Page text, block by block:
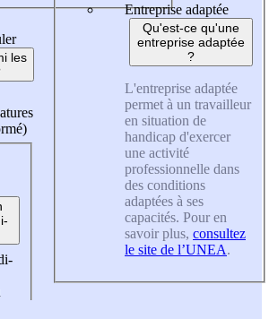
les
Entreprise adaptée
Qu'est-ce qu'une
entreprise adaptée
?
L'entreprise adaptée
permet à un travailleur
en situation de
handicap d'exercer
une activité
professionnelle dans
des conditions
adaptées à ses
capacités. Pour en
savoir plus, consultez
le site de l’UNEA.